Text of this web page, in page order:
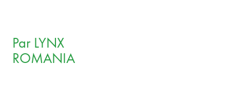
Par LYNX
ROMANIA